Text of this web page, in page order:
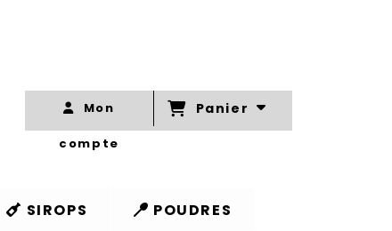
Mon
compte
Panier
SIROPS POUDRES